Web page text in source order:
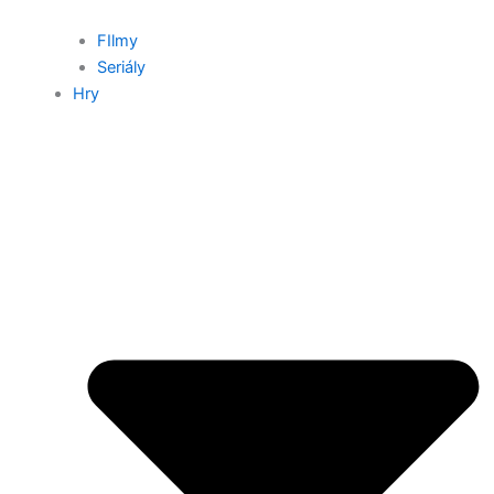
FIlmy
Seriály
Hry